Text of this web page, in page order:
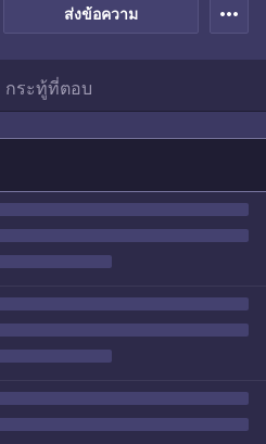
ส่งข้อความ more_horiz
กระทู้ที่ตอบ